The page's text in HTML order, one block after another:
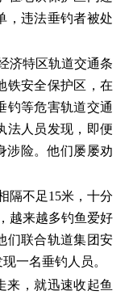
，违法垂钓者被处
济特区轨道交通条
铁安全保护区，在
钓等危害轨道交通
法人员发现，即便
涉险。他们屡屡劝
隔不足15米，十分
越来越多钓鱼爱好
们联合轨道集团安
一名垂钓人员。
来，就迅速收起鱼